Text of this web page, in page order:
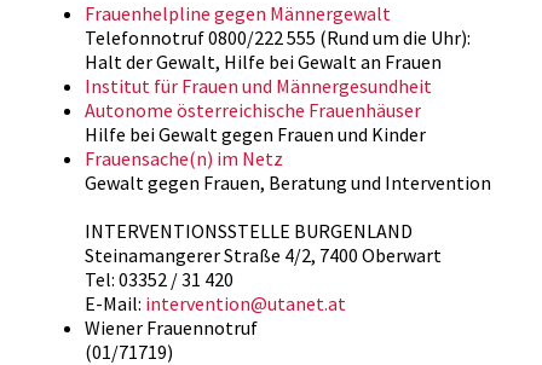
Frauenhelpline gegen Männergewalt
Telefonnotruf 0800/222 555 (Rund um die Uhr):
Halt der Gewalt, Hilfe bei Gewalt an Frauen
Institut für Frauen und Männergesundheit
Autonome österreichische Frauenhäuser
Hilfe bei Gewalt gegen Frauen und Kinder
Frauensache(n) im Netz
Gewalt gegen Frauen, Beratung und Intervention
INTERVENTIONSSTELLE BURGENLAND
Steinamangerer Straße 4/2, 7400 Oberwart
Tel: 03352 / 31 420
E-Mail: intervention@utanet.at
Wiener Frauennotruf
(01/71719)